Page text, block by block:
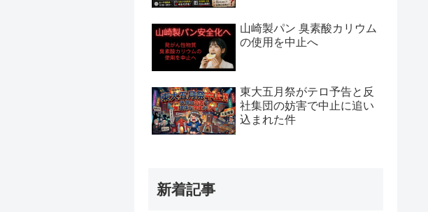
山崎製パン 臭素酸カリウム
の使用を中止へ
東大五月祭がテロ予告と反
社集団の妨害で中止に追い
込まれた件
新着記事